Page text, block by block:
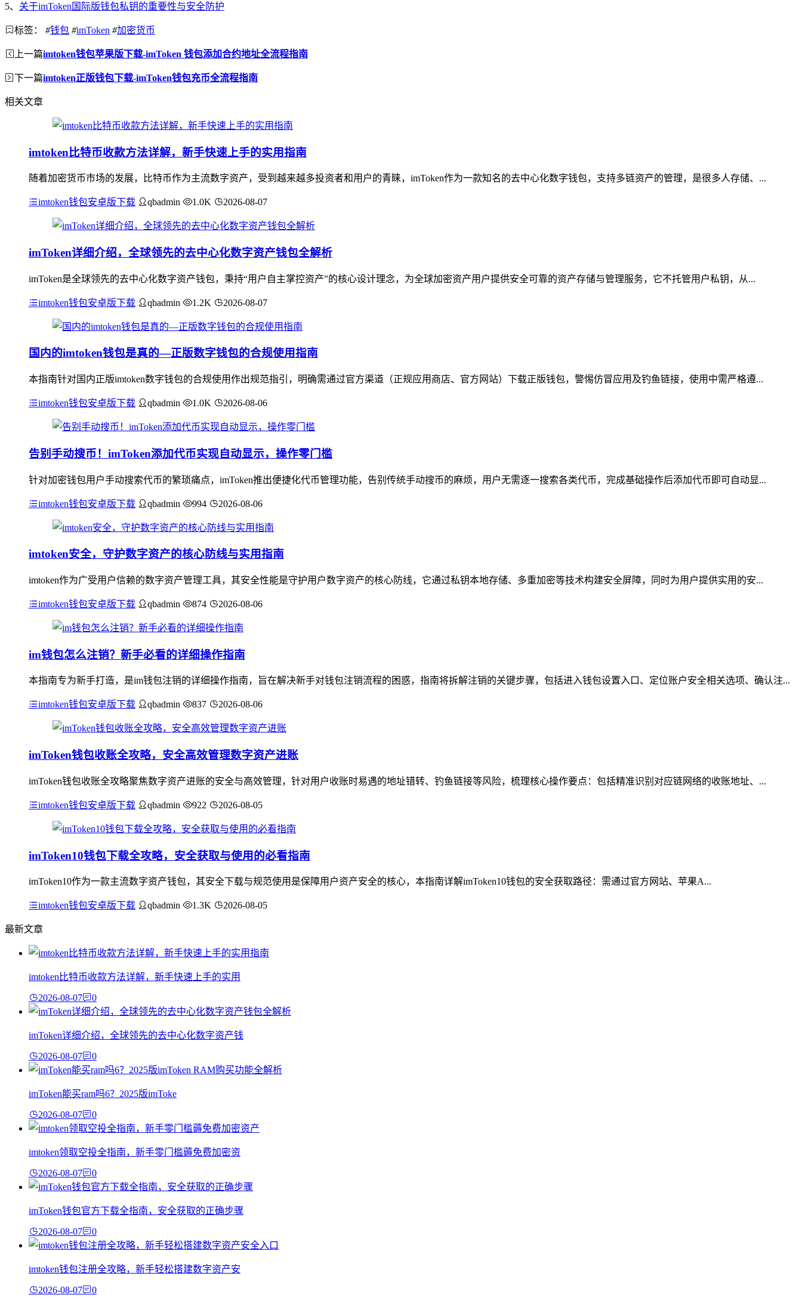
5、 关于imToken国际版钱包私钥的重要性与安全防护
标签： #钱包 #imToken #加密货币
上一篇imtoken钱包苹果版下载-imToken 钱包添加合约地址全流程指南
下一篇imtoken正版钱包下载-imToken钱包充币全流程指南
相关文章
imtoken比特币收款方法详解，新手快速上手的实用指南
随着加密货币市场的发展，比特币作为主流数字资产，受到越来越多投资者和用户的青睐，imToken作为一款知名的去中心化数字钱包，支持多链资产的管理，是很多人存储、...
imtoken钱包安卓版下载 qbadmin 1.0K 2026-08-07
imToken详细介绍，全球领先的去中心化数字资产钱包全解析
imToken是全球领先的去中心化数字资产钱包，秉持“用户自主掌控资产”的核心设计理念，为全球加密资产用户提供安全可靠的资产存储与管理服务，它不托管用户私钥，从...
imtoken钱包安卓版下载 qbadmin 1.2K 2026-08-07
国内的imtoken钱包是真的—正版数字钱包的合规使用指南
本指南针对国内正版imtoken数字钱包的合规使用作出规范指引，明确需通过官方渠道（正规应用商店、官方网站）下载正版钱包，警惕仿冒应用及钓鱼链接，使用中需严格遵...
imtoken钱包安卓版下载 qbadmin 1.0K 2026-08-06
告别手动搜币！imToken添加代币实现自动显示，操作零门槛
针对加密钱包用户手动搜索代币的繁琐痛点，imToken推出便捷化代币管理功能，告别传统手动搜币的麻烦，用户无需逐一搜索各类代币，完成基础操作后添加代币即可自动显...
imtoken钱包安卓版下载 qbadmin 994 2026-08-06
imtoken安全，守护数字资产的核心防线与实用指南
imtoken作为广受用户信赖的数字资产管理工具，其安全性能是守护用户数字资产的核心防线，它通过私钥本地存储、多重加密等技术构建安全屏障，同时为用户提供实用的安...
imtoken钱包安卓版下载 qbadmin 874 2026-08-06
im钱包怎么注销？新手必看的详细操作指南
本指南专为新手打造，是im钱包注销的详细操作指南，旨在解决新手对钱包注销流程的困惑，指南将拆解注销的关键步骤，包括进入钱包设置入口、定位账户安全相关选项、确认注...
imtoken钱包安卓版下载 qbadmin 837 2026-08-06
imToken钱包收账全攻略，安全高效管理数字资产进账
imToken钱包收账全攻略聚焦数字资产进账的安全与高效管理，针对用户收账时易遇的地址错转、钓鱼链接等风险，梳理核心操作要点：包括精准识别对应链网络的收账地址、...
imtoken钱包安卓版下载 qbadmin 922 2026-08-05
imToken10钱包下载全攻略，安全获取与使用的必看指南
imToken10作为一款主流数字资产钱包，其安全下载与规范使用是保障用户资产安全的核心，本指南详解imToken10钱包的安全获取路径：需通过官方网站、苹果A...
imtoken钱包安卓版下载 qbadmin 1.3K 2026-08-05
最新文章
imtoken比特币收款方法详解，新手快速上手的实用
2026-08-07 0
imToken详细介绍，全球领先的去中心化数字资产钱
2026-08-07 0
imToken能买ram吗6？2025版imToke
2026-08-07 0
imtoken领取空投全指南，新手零门槛薅免费加密资
2026-08-07 0
imToken钱包官方下载全指南，安全获取的正确步骤
2026-08-07 0
imtoken钱包注册全攻略，新手轻松搭建数字资产安
2026-08-07 0